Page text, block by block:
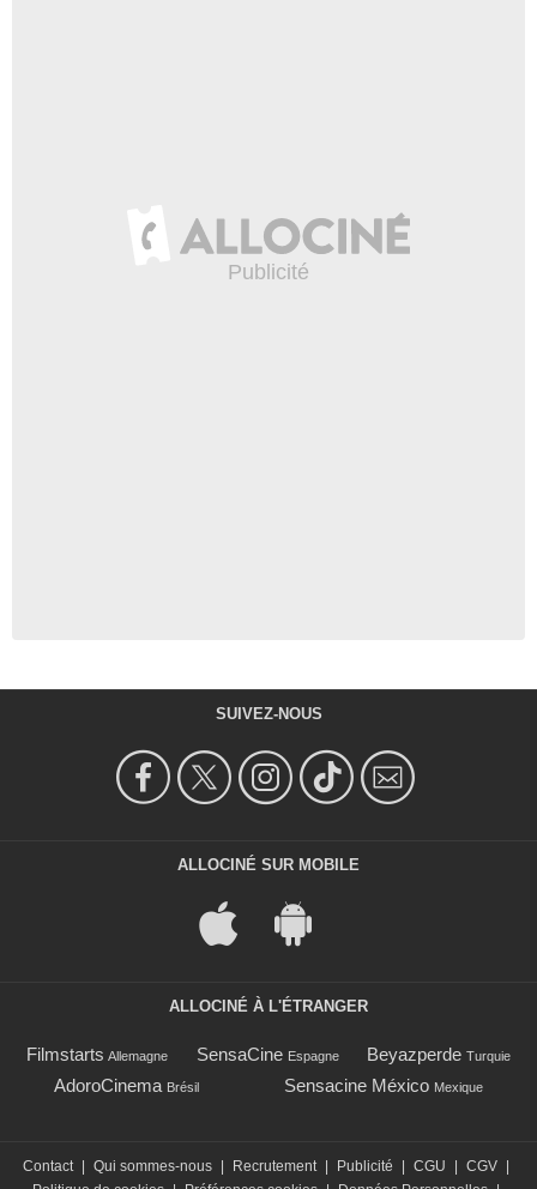
SUIVEZ-NOUS
ALLOCINÉ SUR MOBILE
ALLOCINÉ À L'ÉTRANGER
Filmstarts Allemagne SensaCine Espagne Beyazperde Turquie
AdoroCinema Brésil Sensacine México Mexique
Contact Qui sommes-nous Recrutement Publicité CGU CGV